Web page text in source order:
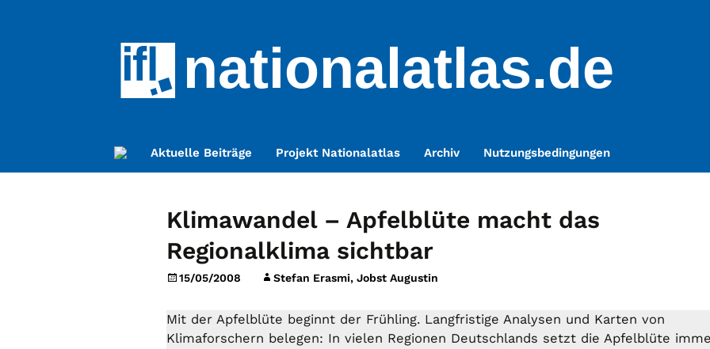
nationalatlas.de
Zum
Inhalt
Aktuelle Beiträge Projekt Nationalatlas Archiv Nutzungsbedingungen
Klimawandel – Apfelblüte macht das
Regionalklima sichtbar
15/05/2008 Stefan Erasmi, Jobst Augustin
Mit der Apfelblüte beginnt der Frühling. Langfristige Analysen und Karten von
Klimaforschern belegen: In vielen Regionen Deutschlands setzt die Apfelblüte